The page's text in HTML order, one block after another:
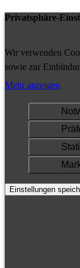
Privatsphäre-
Wir verwenden
sowie zur
Ihrem Gerät
Mehr anzeigen
Einstellungen